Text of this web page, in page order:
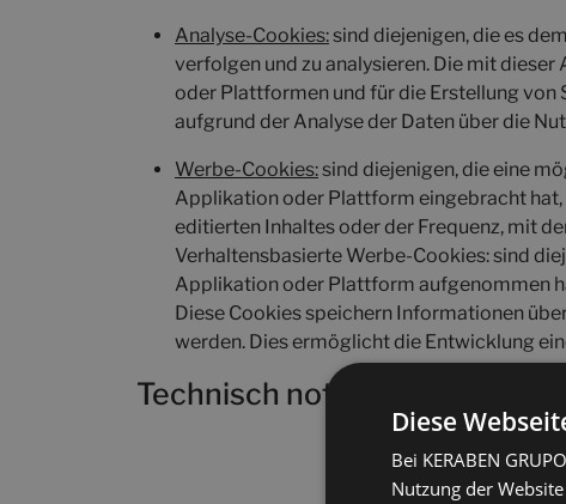
Analyse-Cookies:sind diejenigen, die es
verfolgen und zu analysieren. Die mit
oder Plattformen und für die Erstellung von
aufgrund der Analyse der Daten über die
Werbe-Cookies:sind diejenigen, die eine
Applikation oder Plattform eingebracht
editierten Inhaltes oder der Frequenz, mit
Verhaltensbasierte Werbe-Cookies: sind
Applikation oder Plattform aufgenommen
Diese Cookies speichern Informationen
werden. Dies ermöglicht die Entwicklung
Technisch notwendige Cookies
Domain
Diese
Bei KERABEN
Nutzung der